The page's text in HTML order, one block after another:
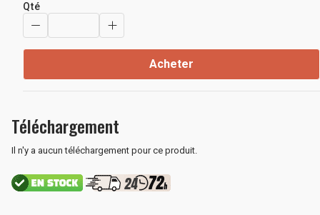
Qté
Acheter
Téléchargement
Il n'y a aucun téléchargement pour ce produit.